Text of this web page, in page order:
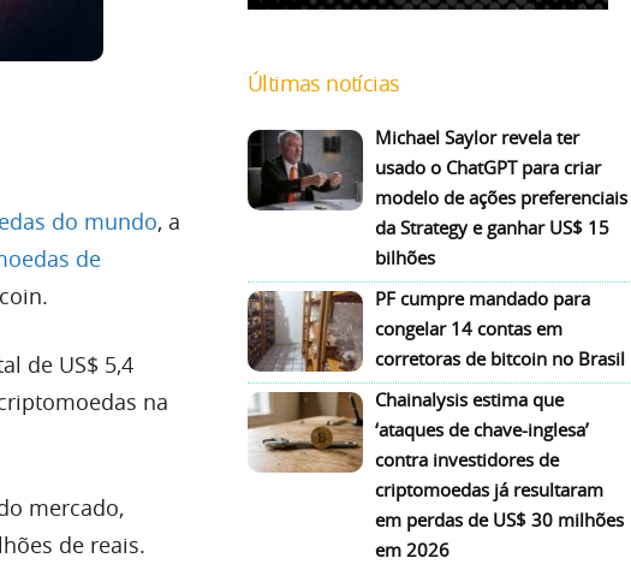
do mundo, a
de
de US$ 5,4
na
mercado,
de reais.
Últimas notícias
Michael Saylor revela ter
usado o ChatGPT para criar
modelo de ações preferenciais
da Strategy e ganhar US$ 15
bilhões
PF cumpre mandado para
congelar 14 contas em
corretoras de bitcoin no Brasil
Chainalysis estima que
‘ataques de chave-inglesa’
contra investidores de
criptomoedas já resultaram
em perdas de US$ 30 milhões
em 2026